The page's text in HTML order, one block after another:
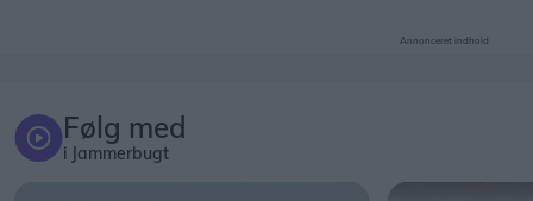
Annonceret indhold
Følg med
i Jammerbugt